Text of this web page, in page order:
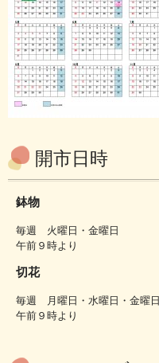
開市日時
鉢物
毎週 火曜日・金曜日
午前９時より
切花
毎週 月曜日・水曜日・金曜日
午前９時より